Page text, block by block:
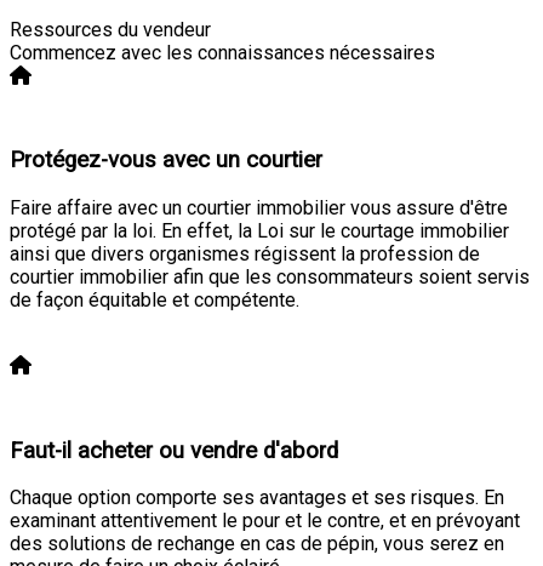
Ressources du vendeur
Commencez avec les connaissances nécessaires
Protégez-vous avec un courtier
Faire affaire avec un courtier immobilier vous assure d'être
protégé par la loi. En effet, la Loi sur le courtage immobilier
ainsi que divers organismes régissent la profession de
courtier immobilier afin que les consommateurs soient servis
de façon équitable et compétente.
Faut-il acheter ou vendre d'abord
Chaque option comporte ses avantages et ses risques. En
examinant attentivement le pour et le contre, et en prévoyant
des solutions de rechange en cas de pépin, vous serez en